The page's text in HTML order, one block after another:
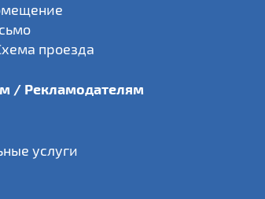
проезда
/ Рекламодателям
услуги